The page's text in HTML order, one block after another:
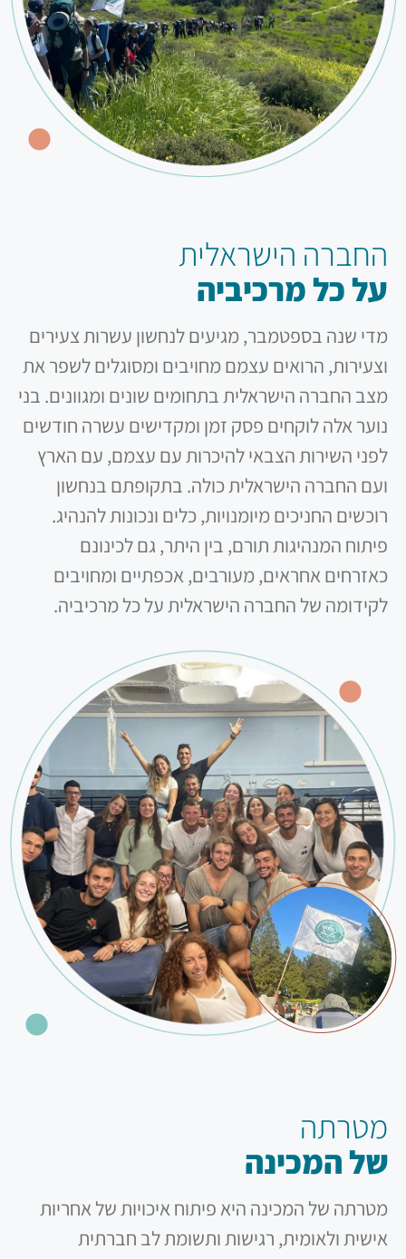
החברה הישראלית
על כל מרכיביה
מדי שנה בספטמבר, מגיעים לנחשון עשרות צעירים
וצעירות, הרואים עצמם מחויבים ומסוגלים לשפר את
מצב החברה הישראלית בתחומים שונים ומגוונים. בני
נוער אלה לוקחים פסק זמן ומקדישים עשרה חודשים
לפני השירות הצבאי להיכרות עם עצמם, עם הארץ
ועם החברה הישראלית כולה. בתקופתם בנחשון
רוכשים החניכים מיומנויות, כלים ונכונות להנהיג.
פיתוח המנהיגות תורם, בין היתר, גם לכינונם
כאזרחים אחראים, מעורבים, אכפתיים ומחויבים
לקידומה של החברה הישראלית על כל מרכיביה.
מטרתה
של המכינה
מטרתה של המכינה היא פיתוח איכויות של אחריות
אישית ולאומית, רגישות ותשומת לב חברתית